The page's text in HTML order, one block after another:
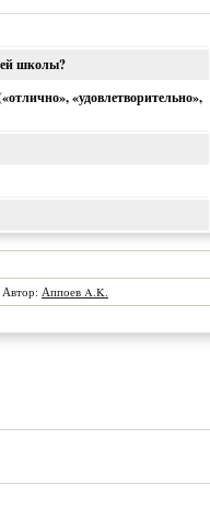
школы?
«удовлетворительно»,
Автор: Аппоев A.K.